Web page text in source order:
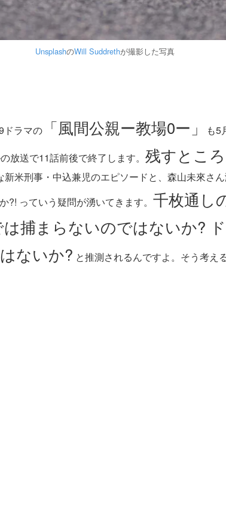
UnsplashのWill Suddrethが撮影した写真
ドラマの 「風間公親ー教場0ー」
も5
放送で11話前後で終了します。 残すとこ
米刑事・中込兼児のエピソードと、森山未來さ
っていう疑問が湧いてきます。 千枚通し
捕まらないのではないか?
ないか? と推測されるんですよ。そう考え